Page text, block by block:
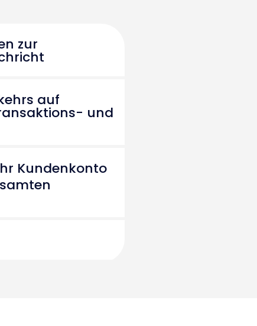
zur
auf
und
Kundenkonto